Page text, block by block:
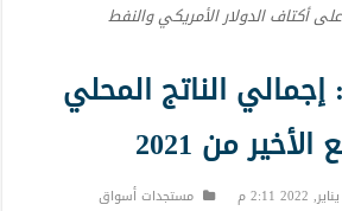
أكتاف الدولار الأمريكي والنفط
الناتج المحلي
من 2021
مستجدات أسواق